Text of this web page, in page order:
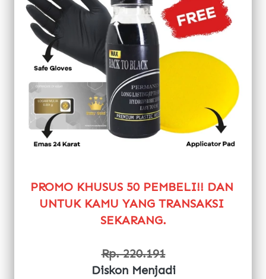
PROMO KHUSUS 50 PEMBELI!! DAN
UNTUK KAMU YANG TRANSAKSI
SEKARANG.
Rp. 220.191
Diskon Menjadi